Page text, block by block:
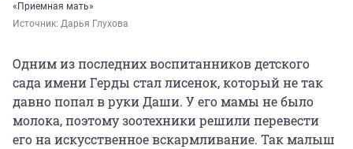
«Приемная мать»
Источник: Дарья Глухова
Одним из последних воспитанников детского
сада имени Герды стал лисенок, который не так
давно попал в руки Даши. У его мамы не было
молока, поэтому зоотехники решили перевести
его на искусственное вскармливание. Так малыш